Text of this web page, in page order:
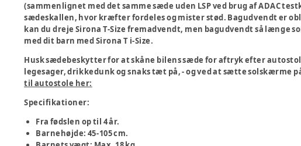
(sammenlignet med det samme sæde uden LSP ved brug af ADAC
sædeskallen, hvor kræfter fordeles og mister stød. Bagudvendt er
kan du dreje Sirona T-Size fremadvendt, men bagudvendt så længe
med dit barn med Sirona T i-Size.
Husk sædebeskytter for at skåne bilens sæde for aftryk efter
legesager, drikkedunk og snaks tæt på, - og ved at sætte solskærme
til autostole her:
Specifikationer:
Fra fødslen op til 4 år.
Barnehøjde: 45-105 cm.